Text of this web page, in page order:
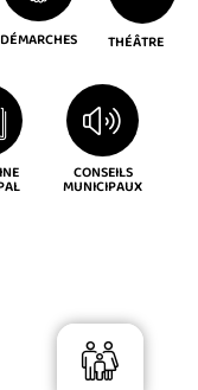
DÉMARCHES THÉÂTRE
CONSEILS
MUNICIPAUX